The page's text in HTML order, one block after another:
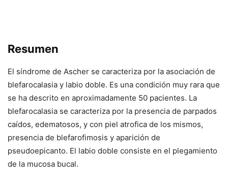
Resumen
El síndrome de Ascher se caracteriza por la asociación de
blefarocalasia y labio doble. Es una condición muy rara que
se ha descrito en aproximadamente 50 pacientes. La
blefarocalasia se caracteriza por la presencia de parpados
caídos, edematosos, y con piel atrofica de los mismos,
presencia de blefarofimosis y aparición de
pseudoepicanto. El labio doble consiste en el plegamiento
de la mucosa bucal.